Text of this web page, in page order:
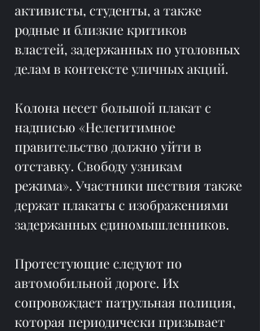
активисты, студенты, а также
родные и близкие критиков
властей, задержанных по уголовных
делам в контексте уличных акций.
Колона несет большой плакат с
надписью «Нелегитимное
правительство должно уйти в
отставку. Свободу узникам
режима». Участники шествия также
держат плакаты с изображениями
задержанных единомышленников.
Протестующие следуют по
автомобильной дороге. Их
сопровождает патрульная полиция,
которая периодически призывает